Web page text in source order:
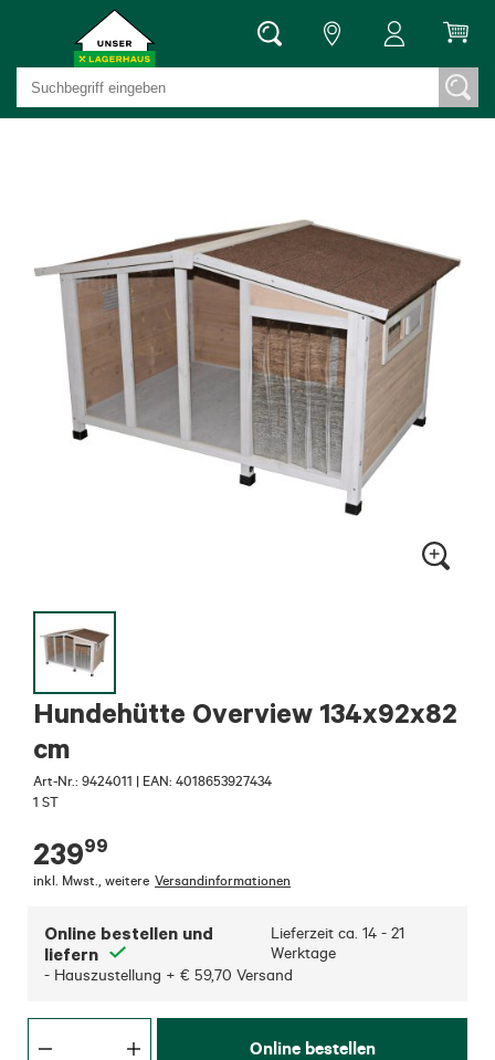
Hundehütte Overview 134x92x82
cm
Art-Nr.: 9424011 | EAN: 4018653927434
1 ST
23999
inkl. Mwst. weitere Versandinformationen
Online bestellen und
liefern
Lieferzeit ca. 14 - 21
Werktage
- Hauszustellung + € 59,70 Versand
Online bestellen